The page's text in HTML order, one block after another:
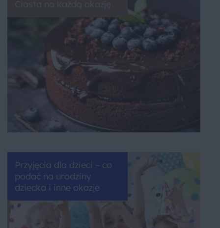
Przyjęcia dla dzieci – co
podać na urodziny
dziecka i inne okazje